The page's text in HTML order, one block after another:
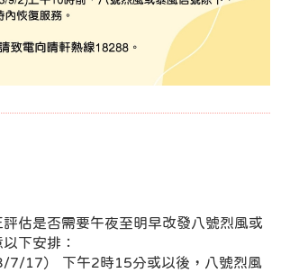
估是否需要午夜至明早改發八號烈風或
下安排：
7/17） 下午2時15分或以後，八號烈風